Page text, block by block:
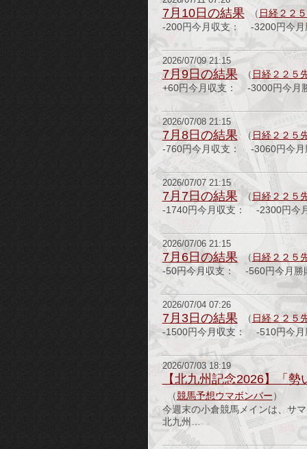
7月10日の結果 （ 日経２２
-200円今月収支： -3200円今
2026/07/09 21:15
7月9日の結果 （ 日経２２５
+60円今月収支： -3000円今月
2026/07/08 21:15
7月8日の結果 （日経２２５
-760円今月収支： -3060円今
2026/07/07 21:15
7月7日の結果 （ 日経２２５
-1740円今月収支： -2300円今
2026/07/06 21:15
7月6日の結果 （ 日経２２５
-50円今月収支： -560円今月
2026/07/04 07:26
7月3日の結果 （ 日経２２５
-1500円今月収支： -510円今
2026/07/03 18:19
【北九州記念2026】「
（競馬予想ウマボンバー）
今週末の小倉競馬メインは、サ
北九州…